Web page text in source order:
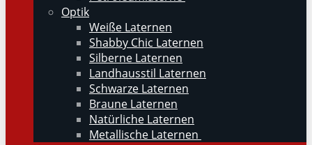
Optik
Weiße Laternen
Shabby Chic Laternen
Silberne Laternen
Landhausstil Laternen
Schwarze Laternen
Braune Laternen
Natürliche Laternen
Metallische Laternen